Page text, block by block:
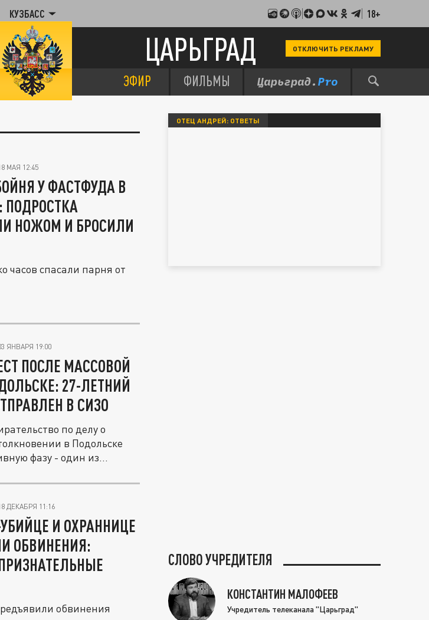
КУЗБАСС 18+
ЦАРЬГРАД ОТКЛЮЧИТЬ РЕКЛАМУ
ЭФИР ФИЛЬМЫ
МАЯ 12:45
У ФАСТФУДА В
ПОДРОСТКА
НОЖОМ И БРОСИЛИ
часов спасали парня от
ЯНВАРЯ 19:00
ПОСЛЕ МАССОВОЙ
27-ЛЕТНИЙ
В СИЗО
по делу о
в Подольске
фазу - один из...
ДЕКАБРЯ 11:16
И ОХРАННИЦЕ
ОБВИНЕНИЯ:
обвинения
ОТЕЦ АНДРЕЙ: ОТВЕТЫ
СЛОВО УЧРЕДИТЕЛЯ
КОНСТАНТИН МАЛОФЕЕВ
Учредитель телеканала "Царьград"